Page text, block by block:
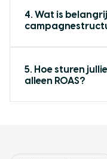
4. Wat is
5. Hoe sturen
alleen ROAS?